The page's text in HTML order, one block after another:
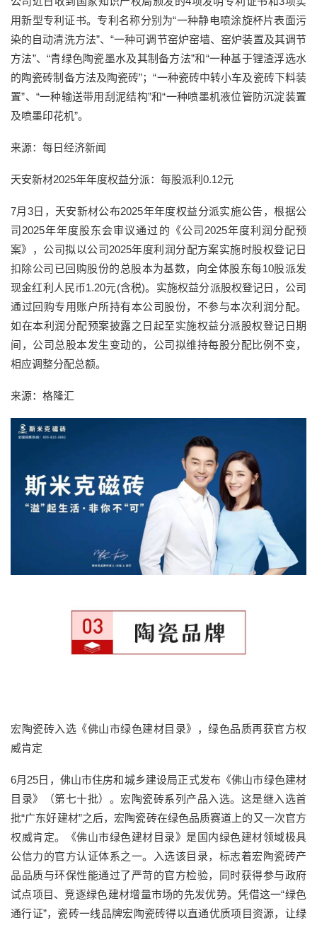
用新型专利证书。专利名称分别为“一种静电喷涂旋杯片表面污
染的自动清洗方法”、“一种可调节窑炉窑墙、窑炉装置及其调节
方法”、“青绿色陶瓷墨水及其制备方法”和“一种基于锂渣浮选水
的陶瓷砖制备方法及陶瓷砖”；“一种瓷砖中转小车及瓷砖下料装
置”、“一种输送带用刮泥结构”和“一种喷墨机液位管防沉淀装置
及喷墨印花机”。
来源：每日经济新闻
天安新材2025年年度权益分派：每股派利0.12元
7月3日，天安新材公布2025年年度权益分派实施公告，根据公
司2025年年度股东会审议通过的《公司2025年度利润分配预
案》，公司拟以公司2025年度利润分配方案实施时股权登记日
扣除公司已回购股份的总股本为基数，向全体股东每10股派发
现金红利人民币1.20元(含税)。实施权益分派股权登记日，公司
通过回购专用账户所持有本公司股份，不参与本次利润分配。
如在本利润分配预案披露之日起至实施权益分派股权登记日期
间，公司总股本发生变动的，公司拟维持每股分配比例不变，
相应调整分配总额。
来源：格隆汇
宏陶瓷砖入选《佛山市绿色建材目录》，绿色品质再获官方权
威肯定
6月25日，佛山市住房和城乡建设局正式发布《佛山市绿色建材
目录》（第七十批）。宏陶瓷砖系列产品入选。这是继入选首
批“广东好建材”之后，宏陶瓷砖在绿色品质赛道上的又一次官方
权威肯定。《佛山市绿色建材目录》是国内绿色建材领域极具
公信力的官方认证体系之一。入选该目录，标志着宏陶瓷砖产
品品质与环保性能通过了严苛的官方检验，同时获得参与政府
试点项目、竞逐绿色建材增量市场的先发优势。凭借这一“绿色
通行证”，瓷砖一线品牌宏陶瓷砖得以直通优质项目资源，让绿